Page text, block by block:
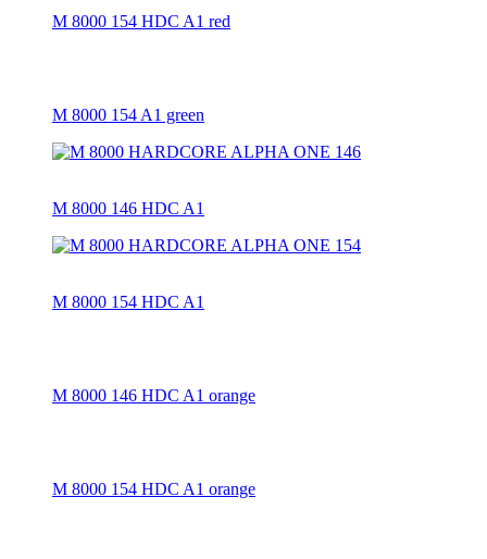
M 8000 154 HDC A1 red
M 8000 154 A1 green
M 8000 146 HDC A1
M 8000 154 HDC A1
M 8000 146 HDC A1 orange
M 8000 154 HDC A1 orange